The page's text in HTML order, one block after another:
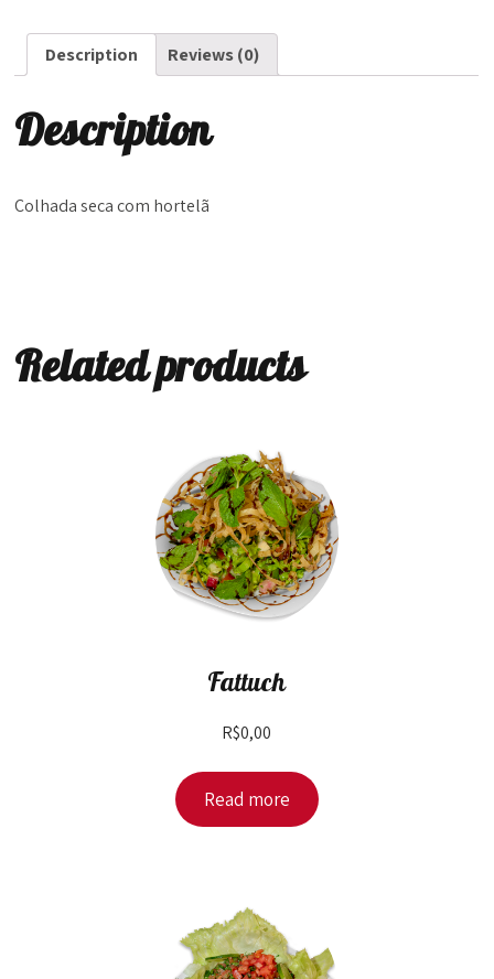
Description Reviews (0)
Description
Colhada seca com hortelã
Related products
Fattuch
R$0,00
Read more